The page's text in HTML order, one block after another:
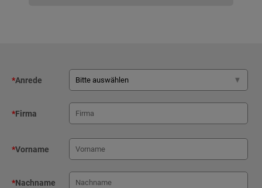
*Anrede
*Firma
*Vorname
*Nachname